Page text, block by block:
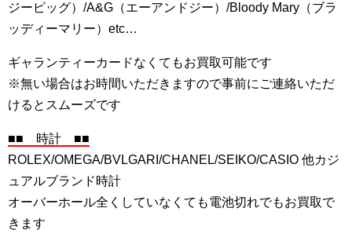
ジーピッグ）/A&G（エーアンドジー）/Bloody Mary（ブラ
ッディーマリー）etc…
ギャランティーカードなくてもお買取可能です
※無い場合はお時間いただきますので事前にご連絡いただ
けるとスムーズです
■■ 時計 ■■
ROLEX/OMEGA/BVLGARI/CHANEL/SEIKO/CASIO 他カジ
ュアルブランド時計
オーバーホール全くしていなくても電池切れでもお買取で
きます